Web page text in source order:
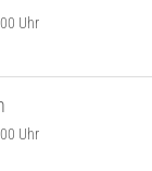
Uhr
Uhr